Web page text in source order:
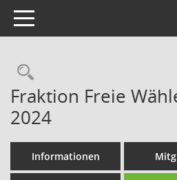
Toggle navigation
Rechercheauswahl
Fraktion Freie
2024
Informationen